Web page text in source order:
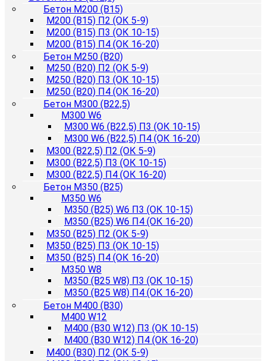
Бетон М200 (B15)
М200 (B15) П2 (ОК 5-9)
М200 (B15) П3 (ОК 10-15)
М200 (B15) П4 (ОК 16-20)
Бетон М250 (B20)
М250 (B20) П2 (ОК 5-9)
М250 (B20) П3 (ОК 10-15)
М250 (B20) П4 (ОК 16-20)
Бетон М300 (B22,5)
М300 W6
М300 W6 (B22,5) П3 (ОК 10-15)
М300 W6 (B22,5) П4 (ОК 16-20)
М300 (B22,5) П2 (ОК 5-9)
М300 (B22,5) П3 (ОК 10-15)
М300 (B22,5) П4 (ОК 16-20)
Бетон М350 (B25)
М350 W6
М350 (B25) W6 П3 (ОК 10-15)
М350 (B25) W6 П4 (ОК 16-20)
М350 (B25) П2 (ОК 5-9)
М350 (B25) П3 (ОК 10-15)
М350 (B25) П4 (ОК 16-20)
М350 W8
М350 (B25 W8) П3 (ОК 10-15)
М350 (B25 W8) П4 (ОК 16-20)
Бетон М400 (B30)
М400 W12
М400 (B30 W12) П3 (ОК 10-15)
М400 (B30 W12) П4 (ОК 16-20)
М400 (B30) П2 (ОК 5-9)